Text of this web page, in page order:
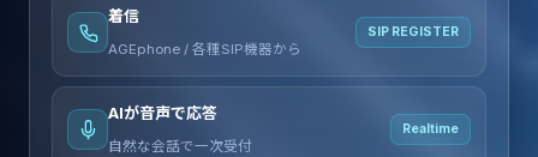
着信
AGEphone / 各種SIP機器から
SIP REGISTER
AIが音声で応答
自然な会話で一次受付
Realtime